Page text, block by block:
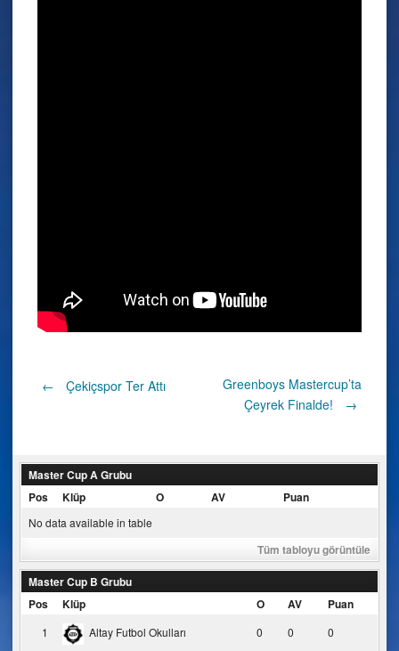
Post
← Çekiçspor Ter Attı
Greenboys Mastercup’ta
Çeyrek Finalde!
→
Master Cup A Grubu
Pos
Klüp O AV Puan
No data available in table
Tüm tabloyu görüntüle
Master Cup B Grubu
Pos
Klüp O AV Puan
1 Altay Futbol Okulları 0 0 0